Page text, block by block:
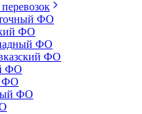
ФО
ФО
ФО
ФО
ФО
ФО
ФО